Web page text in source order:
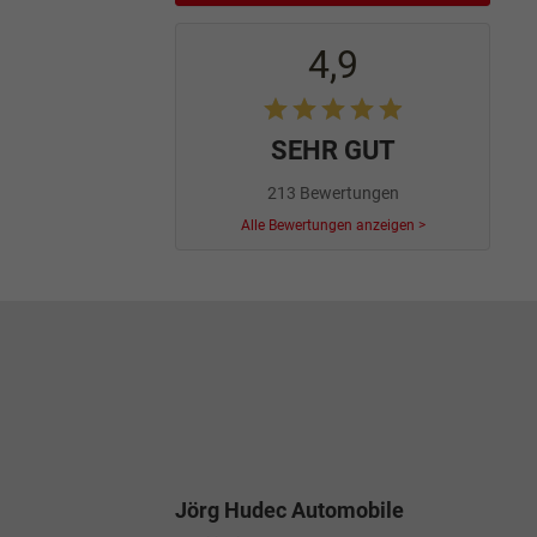
4,9
SEHR GUT
213 Bewertungen
Alle Bewertungen anzeigen >
Jörg Hudec Automobile